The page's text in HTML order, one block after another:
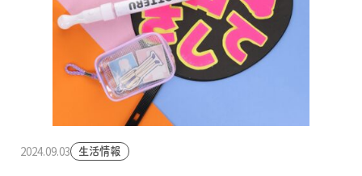
2024.09.03 生活情報